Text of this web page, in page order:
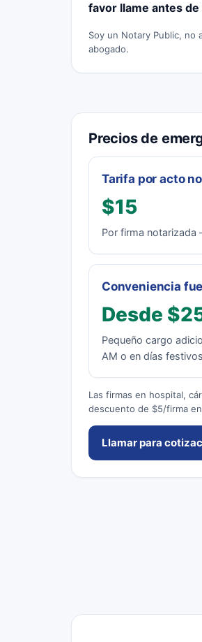
favor llame antes de
Soy un Notary Public, no
abogado.
Precios de
Tarifa por acto
$15
Por firma
Conveniencia
Desde
Pequeño cargo
AM o en días
Las firmas en hospital,
descuento de $5/firma
Llamar para